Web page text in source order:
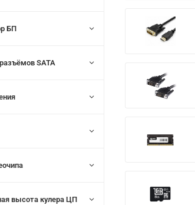
БП
SATA
высота кулера ЦП